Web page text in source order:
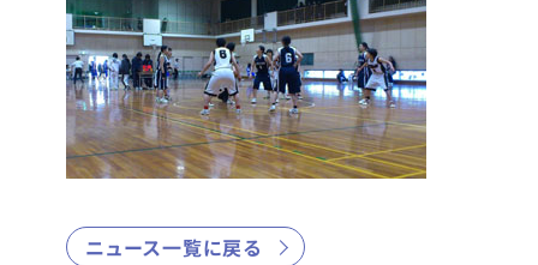
ニュース一覧に戻る